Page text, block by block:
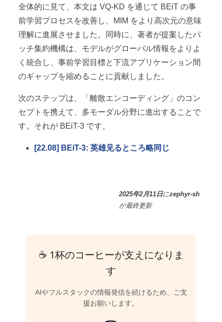
全体的に見て、本文は VQ-KD を通じて BEiT の事
前学習プロセスを改善し、MIM をより高次元の意味
理解に進展させました。同時に、著者が提案したパ
ッチ集約機構は、モデルがグローバル情報をよりよ
く統合し、事前学習目標と下流アプリケーション間
のギャップを縮めることに貢献しました。
次のステップは、「離散エンコーディング」のコン
セプトを携えて、多モーダル分野に進出することで
す。それが BEiT-3 です。
[22.08] BEiT-3: 英雄见るところ略同じ
2025年2月11日にzephyr-sh
が最終更新
☕ 1杯のコーヒーが支えになりま
す
AIやフルスタックの情報発信を続けるため、ご支
援お願いします。